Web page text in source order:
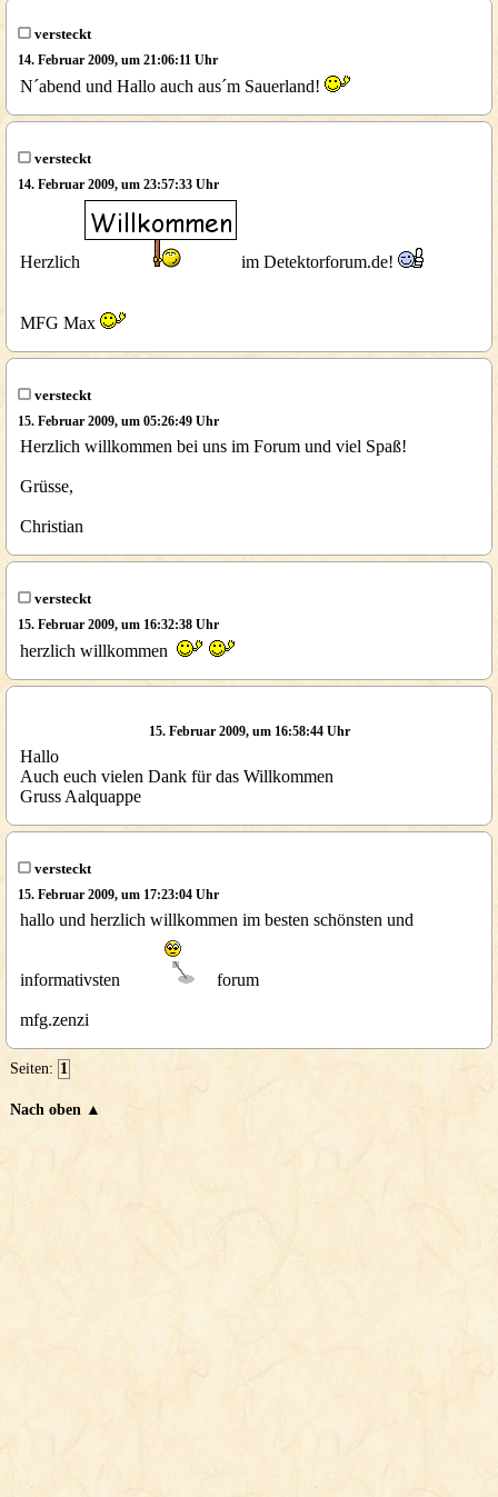
versteckt
14. Februar 2009, um 21:06:11 Uhr
N´abend und Hallo auch aus´m Sauerland!
versteckt
14. Februar 2009, um 23:57:33 Uhr
Herzlich im Detektorforum.de!
MFG Max
versteckt
15. Februar 2009, um 05:26:49 Uhr
Herzlich willkommen bei uns im Forum und viel Spaß!
Grüsse,
Christian
versteckt
15. Februar 2009, um 16:32:38 Uhr
herzlich willkommen
15. Februar 2009, um 16:58:44 Uhr
Hallo
Auch euch vielen Dank für das Willkommen
Gruss Aalquappe
versteckt
15. Februar 2009, um 17:23:04 Uhr
hallo und herzlich willkommen im besten schönsten und
informativsten forum
mfg.zenzi
Seiten: 1
Nach oben ▲